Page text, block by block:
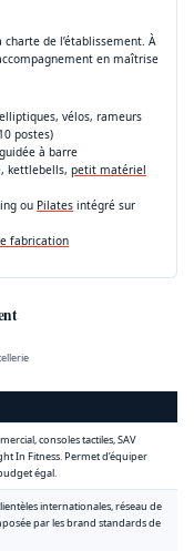
de l’établissement. À
en maîtrise
vélos, rameurs
postes)
à barre
kettlebells, petit matériel
ou Pilates intégré sur
fabrication
consoles tactiles, SAV
In Fitness. Permet d’équiper
égal.
internationales, réseau de
par les brand standards de